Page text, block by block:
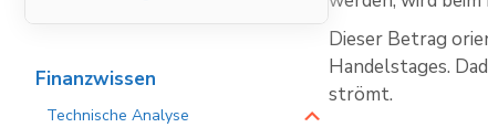
Finanzwissen
Technische Analyse
Dieser Betrag
Handelstages.
strömt.